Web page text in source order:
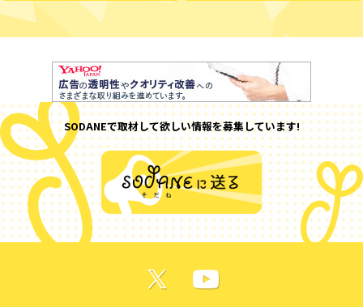
SODANEで取材して欲しい情報を募集しています!